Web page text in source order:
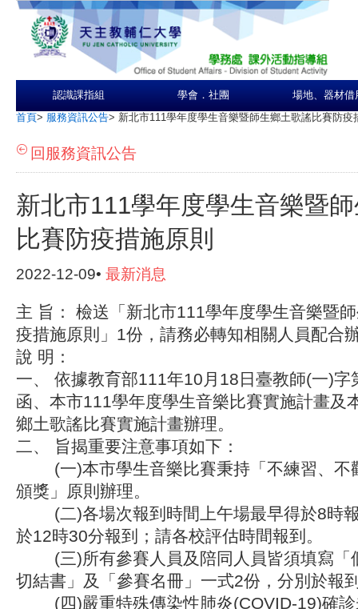
認識課指組 學會．社團 場地、器材借
首頁> 服務資訊公告> 新北市111學年度學生音樂暨師生鄉土歌謠比賽防疫
回服務資訊公告
新北市111學年度學生音樂暨
比賽防疫措施原則
2022-12-09• 最新消息
主 旨： 檢送「新北市111學年度學生音樂暨
疫措施原則」1份，請務必轉知相關人員配合
說 明：
一、 依據教育部111年10月18日臺教師(一)
函、本市111學年度學生音樂比賽實施計畫及
鄉土歌謠比賽實施計畫辦理。
二、 旨揭重要注意事項如下：
(一)本市學生音樂比賽秉持「不練習、不
頒獎」原則辦理。
(二)各場次報到時間上午場最早得於8時報
於12時30分報到；請各校評估時間報到。
(三)所有參賽人員及陪同人員皆須填寫「
切結書」及「參賽名冊」一式2份，分別於報
(四)嚴重特殊傳染性肺炎(COVID-19)確診